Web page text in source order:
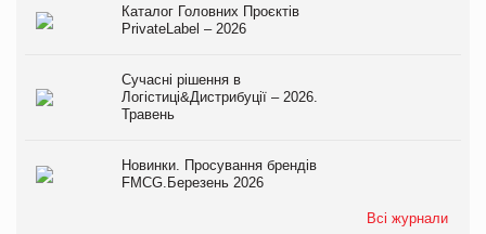
Каталог Головних Проєктів
PrivateLabel – 2026
Сучасні рішення в
Логістиці&Дистрибуції – 2026.
Травень
Новинки. Просування брендів
FMCG.Березень 2026
Всі журнали